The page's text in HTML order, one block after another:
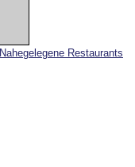
Nahegelegene Restaurants